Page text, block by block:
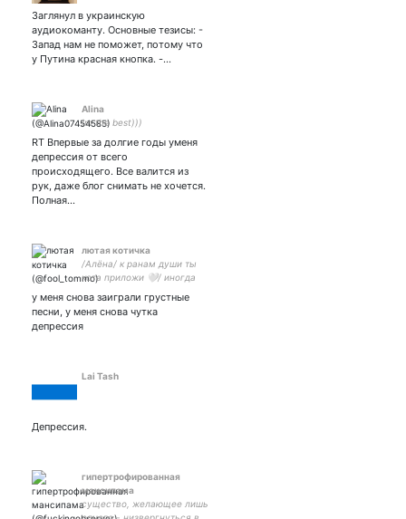
Заглянул в украинскую
аудиокоманту. Основные тезисы: -
Запад нам не поможет, потому что
у Путина красная кнопка. -…
Alina
Im the best)))
RT Впервые за долгие годы уменя
депрессия от всего
происходящего. Все валится из
рук, даже блог снимать не хочется.
Полная…
лютая котичка
/Алёна/ к ранам души ты
кота приложи 🤍/ иногда
импровизатор/ влюблена в
лютых 🐺🖤/ ультрас
Вадима Попова
у меня снова заиграли грустные
песни, у меня снова чутка
депрессия
Lai Tash
Депрессия.
гипертрофированная
мансипама
существо, желающее лишь